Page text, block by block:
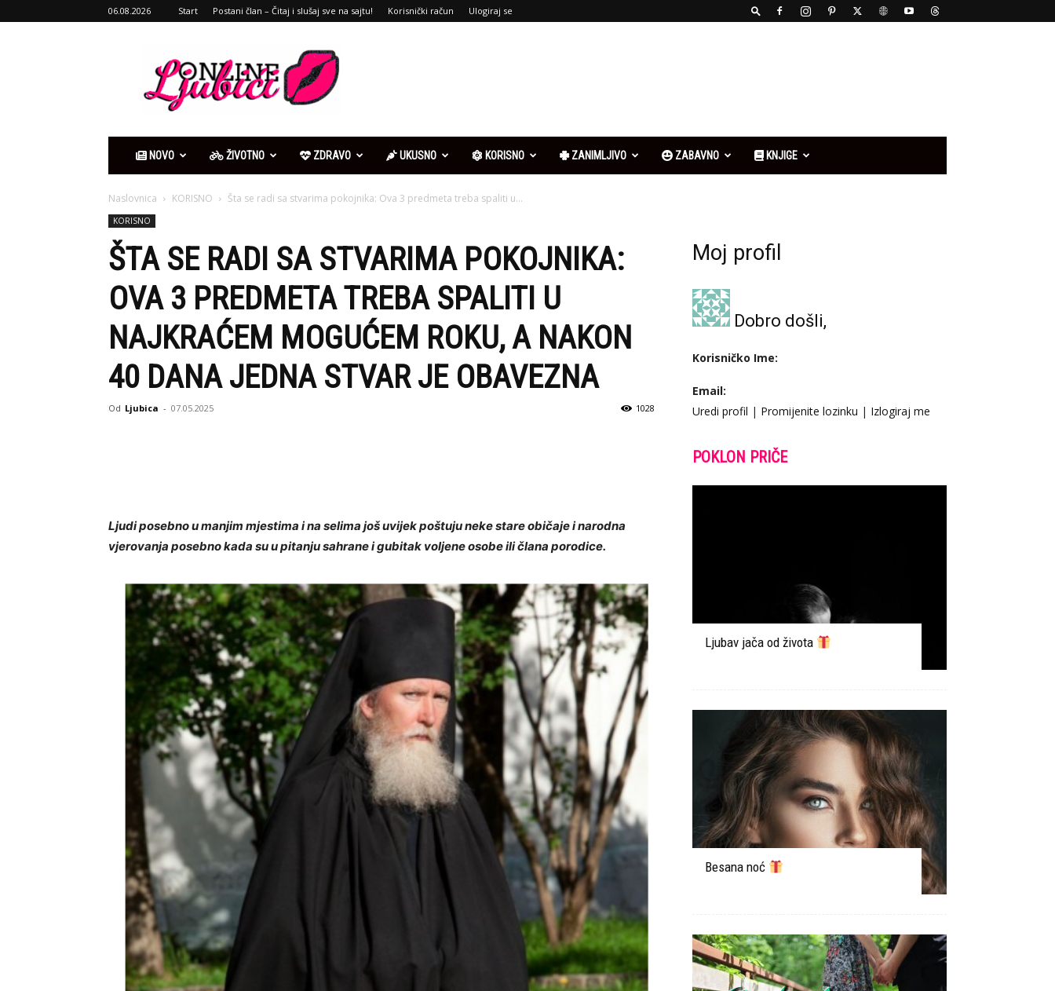
06.08.2026 Start Postani član – Čitaj i slušaj sve na sajtu! Korisnički račun Ulogiraj se
online
NOVO ŽIVOTNO ZDRAVO UKUSNO KORISNO ZANIMLJIVO ZABAVNO KNJIGE
Naslovnica KORISNO Šta se radi sa stvarima pokojnika: Ova 3 predmeta treba spaliti u...
KORISNO
ŠTA SE RADI SA STVARIMA POKOJNIKA:
OVA 3 PREDMETA TREBA SPALITI U
NAJKRAĆEM MOGUĆEM ROKU, A NAKON
40 DANA JEDNA STVAR JE OBAVEZNA
Od Ljubica - 07.05.2025 1028
Ljudi posebno u manjim mjestima i na selima još uvijek poštuju neke stare običaje i narodna
vjerovanja posebno kada su u pitanju sahrane i gubitak voljene osobe ili člana porodice.
Moj profil
Dobro došli,
Korisničko Ime:
Email:
Uredi profil | Promijenite lozinku | Izlogiraj me
POKLON PRIČE
Ljubav jača od života
Besana noć